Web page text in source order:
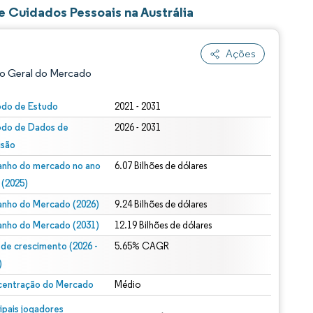
Pessoais na Austrália
Ações
Geral do Mercado
de Estudo 2021 - 2031
de Dados de
2026 - 2031
do mercado no ano
6.07 Bilhões de dólares
do Mercado (2026) 9.24 Bilhões de dólares
do Mercado (2031) 12.19 Bilhões de dólares
de crescimento (2026 -
5.65% CAGR
do Mercado Médio
jogadores
© Mordor Intelligence. O reuso requer atribuição conforme CC BY 4.0.
conforme CC BY 4.0.